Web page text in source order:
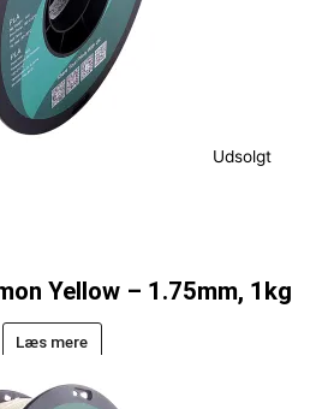
Udsolgt
Yellow – 1.75mm, 1kg
Læs mere